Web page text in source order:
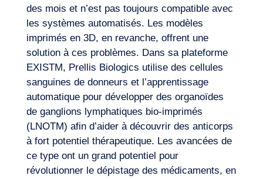
des mois et n’est pas toujours compatible avec
les systèmes automatisés. Les modèles
imprimés en 3D, en revanche, offrent une
solution à ces problèmes. Dans sa plateforme
EXISTM, Prellis Biologics utilise des cellules
sanguines de donneurs et l’apprentissage
automatique pour développer des organoïdes
de ganglions lymphatiques bio-imprimés
(LNOTM) afin d’aider à découvrir des anticorps
à fort potentiel thérapeutique. Les avancées de
ce type ont un grand potentiel pour
révolutionner le dépistage des médicaments, en